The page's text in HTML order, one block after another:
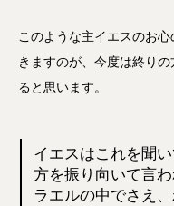
このような主イエスのお
きますのが、今度は終り
ると思います。
イエスはこれを聞
方を振り向いて言
ラエルの中でさえ